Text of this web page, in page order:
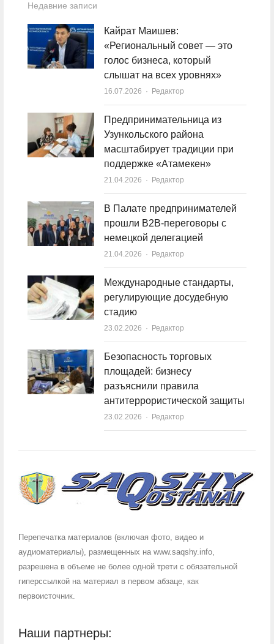
Недавние записи
Кайрат Маишев:
«Региональный совет — это
голос бизнеса, который
слышат на всех уровнях»
16.07.2026 Author
Редактор
Предпринимательница из
Узункольского района
масштабирует традиции при
поддержке «Атамекен»
21.04.2026 Author
Редактор
В Палате предпринимателей
прошли B2B-переговоры с
немецкой делегацией
21.04.2026 Author
Редактор
Международные стандарты,
регулирующие досудебную
стадию
23.02.2026 Author
Редактор
Безопасность торговых
площадей: бизнесу
разъяснили правила
антитеррористической защиты
23.02.2026 Author
Редактор
Перепечатка материалов (включая фото, видео и
аудиоматериалы), размещенных на www.saqshy.info,
разрешена в объеме не более одной трети с обязательной
гиперссылкой на материал в первом абзаце, как
первоисточник.
Наши партнеры: